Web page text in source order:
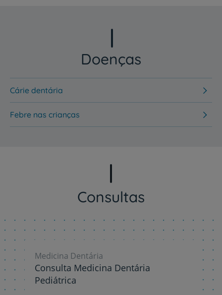
Doenças
Cárie dentária
Febre nas crianças
Consultas
Medicina Dentária
Consulta Medicina Dentária
Pediátrica